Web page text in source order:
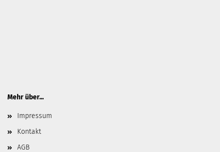
Mehr über...
Impressum
Kontakt
AGB